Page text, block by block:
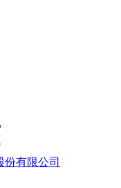
有限公司